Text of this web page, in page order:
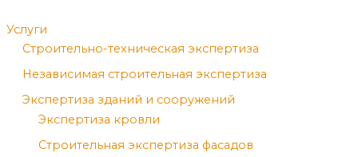
Услуги
Cтроительно-техническая экспертиза
Независимая строительная экспертиза
Экспертиза зданий и сооружений
Экспертиза кровли
Строительная экспертиза фасадов